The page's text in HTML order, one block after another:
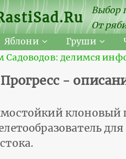
Выбор
От
Яблони Груши
делимся
-
клоновый